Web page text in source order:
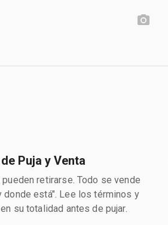
Puja y Venta
pueden retirarse. Todo se vende
donde está". Lee los términos y
su totalidad antes de pujar.